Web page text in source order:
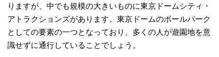
りますが、中でも規模の大きいものに東京ドームシティ・
アトラクションズがあります。東京ドームのボールパーク
としての要素の一つとなっており、多くの人が遊園地を意
識せずに通行していることでしょう。